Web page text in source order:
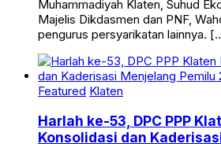
Muhammadiyah Klaten, Suhud
Majelis Dikdasmen dan PNF,
pengurus persyarikatan lainnya.
Featured Klaten
Harlah ke-53, DPC PPP
Konsolidasi dan